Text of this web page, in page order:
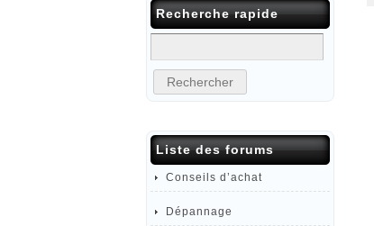
Recherche rapide
Liste des forums
Conseils d’achat
Dépannage